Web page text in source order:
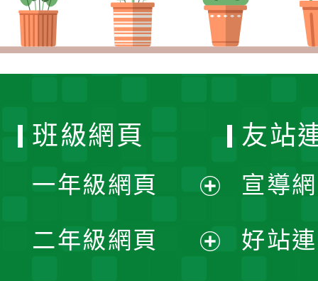
班級網頁
一年級網頁
開
二年級網頁
友站
宣導
好站